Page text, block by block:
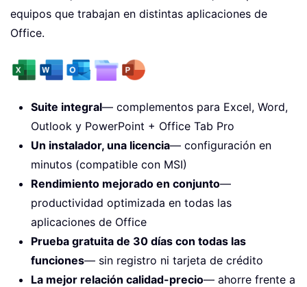
equipos que trabajan en distintas aplicaciones de
Office.
Suite integral— complementos para Excel, Word,
Outlook y PowerPoint + Office Tab Pro
Un instalador, una licencia— configuración en
minutos (compatible con MSI)
Rendimiento mejorado en conjunto—
productividad optimizada en todas las
aplicaciones de Office
Prueba gratuita de 30 días con todas las
funciones— sin registro ni tarjeta de crédito
La mejor relación calidad-precio— ahorre frente a